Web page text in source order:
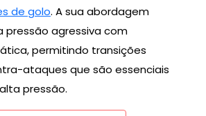
de golo. A sua abordagem
pressão agressiva com
permitindo transições
ataques que são essenciais
pressão.